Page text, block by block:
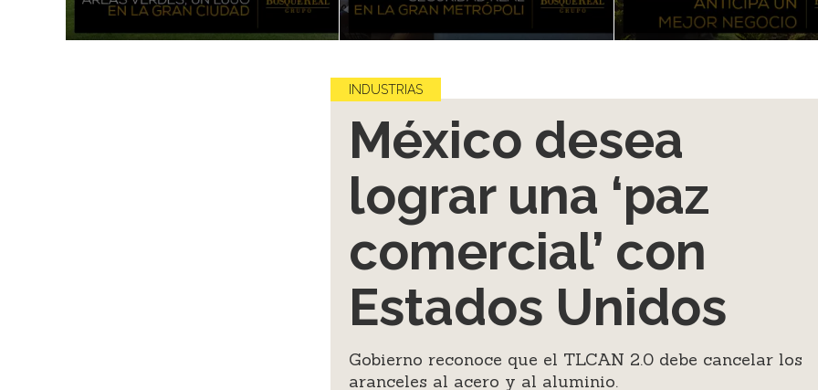
INDUSTRIAS
México desea
lograr una ‘paz
comercial’ con
Estados Unidos
Gobierno reconoce que el TLCAN 2.0 debe cancelar los
aranceles al acero y al aluminio.